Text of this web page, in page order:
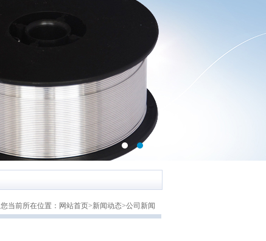
您当前所在位置： 网站首页>新闻动态>公司新闻